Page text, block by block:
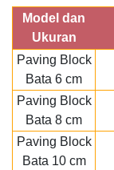
Model dan
Ukuran
Paving Block
Bata 6 cm
Paving Block
Bata 8 cm
Paving Block
Bata 10 cm